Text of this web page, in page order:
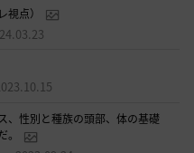
点）
、性別と種族の頭部、体の基礎